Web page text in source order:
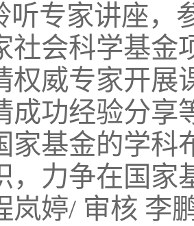
听专家讲座，
社会科学基金
权威专家开展
成功经验分享
家基金的学科
，力争在国家
岚婷/ 审核 李